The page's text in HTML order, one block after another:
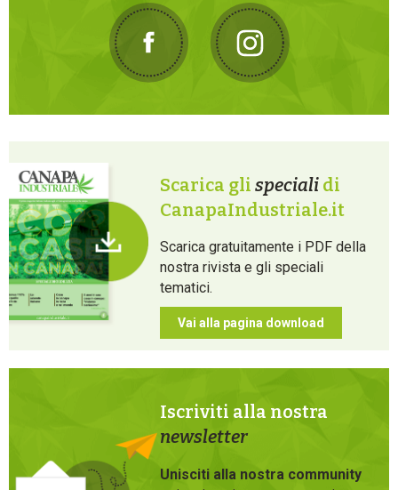
Scarica gli speciali di
CanapaIndustriale.it
Scarica gratuitamente i PDF della
nostra rivista e gli speciali
tematici.
Vai alla pagina download
Iscriviti alla nostra
newsletter
Unisciti alla nostra community